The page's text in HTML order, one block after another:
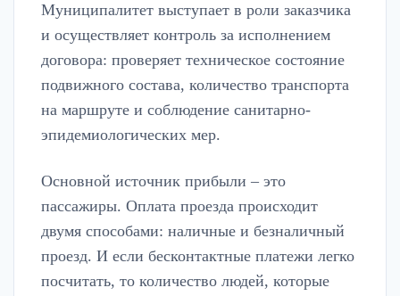
Муниципалитет выступает в роли заказчика
и осуществляет контроль за исполнением
договора: проверяет техническое состояние
подвижного состава, количество транспорта
на маршруте и соблюдение санитарно-
эпидемиологических мер.
Основной источник прибыли – это
пассажиры. Оплата проезда происходит
двумя способами: наличные и безналичный
проезд. И если бесконтактные платежи легко
посчитать, то количество людей, которые